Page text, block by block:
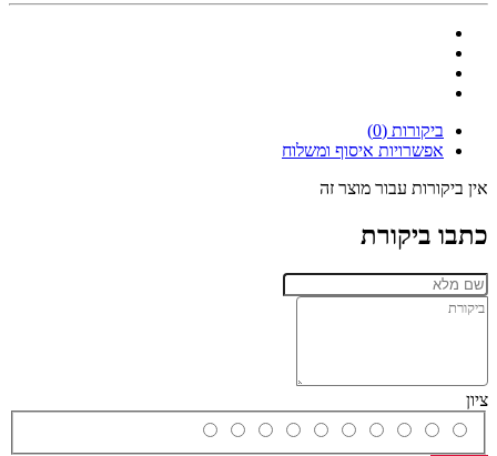
ביקורות (0)
אפשרויות איסוף ומשלוח
אין ביקורות עבור מוצר זה
כתבו ביקורת
ציון